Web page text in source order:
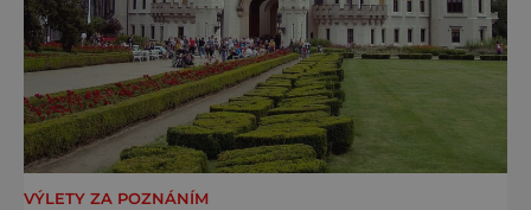
VÝLETY ZA POZNÁNÍM